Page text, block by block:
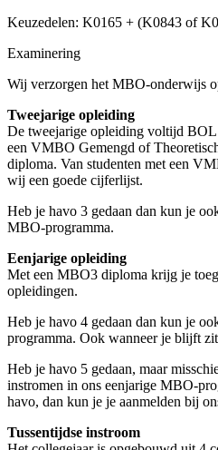
Keuzedelen: K0165 + (K0843 of
Examinering
Wij verzorgen het MBO-onderwijs
Tweejarige opleiding
De tweejarige opleiding voltijd BOL
een VMBO Gemengd of
diploma. Van studenten met een
wij een goede cijferlijst.
Heb je havo 3 gedaan dan kun je
MBO-programma.
Eenjarige opleiding
Met een MBO3 diploma krijg je
opleidingen.
Heb je havo 4 gedaan dan kun je
programma. Ook wanneer je blijft
Heb je havo 5 gedaan, maar
instromen in ons eenjarige MBO-
havo, dan kun je je aanmelden bij
Tussentijdse instroom